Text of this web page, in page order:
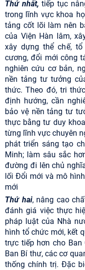
Thứ nhất, tiếp tục
trong lĩnh vực khoa
tảng cốt lõi làm nên
của Viện Hàn lâm,
xây dựng thể chế,
cương, đổi mới công
nghiên cứu cơ bản,
nền tảng tư tưởng
thức. Theo đó, tri
định hướng, cần
bảo vệ nền tảng tư
thực bằng tư duy
từng lĩnh vực chuyên
phát triển sáng tạo
Minh; làm sâu sắc
đường đi lên chủ
lối Đổi mới và mô
mới
Thứ hai, nâng cao
đánh giá việc thực
pháp luật của Nhà
hình tổ chức mới, kết
trực tiếp hơn cho Ban
Ban Bí thư, các cơ
thống chính trị. Đặc